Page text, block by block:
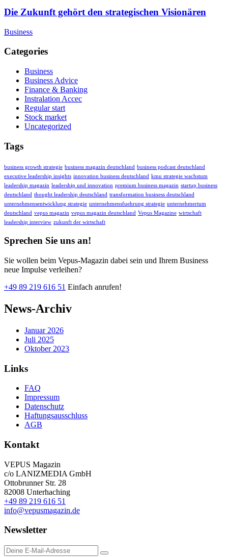
Die Zukunft gehört den strategischen Visionären
Business
Categories
Business
Business Advice
Finance & Banking
Instralation Accec
Regular start
Stock market
Uncategorized
Tags
business growth strategie business magazin deutschland business podcast deutschland
executive leadership insights innovation business deutschland kmu strategie wachstum
leadership magazin leadership und innovation premium business magazin startup business
deutschland thought leadership deutschland transformation business deutschland
unternehmensentwicklung strategie unternehmensfuehrung strategie unternehmertum
deutschland vepus magazin vepus magazin deutschland Vepus Magazine wirtschaft
leadership interview zukunft der wirtschaft
Sprechen Sie uns an!
Sie wollen beim Vepus-Magazin dabei sein und Ihrem Business
neue Impulse verleihen?
+49 89 219 616 51 Einfach anrufen!
News-Archiv
Januar 2026
Juli 2025
Oktober 2023
Links
FAQ
Impressum
Datenschutz
Haftungsausschluss
AGB
Kontakt
VEPUS Magazin
c/o LANIZMEDIA GmbH
Ottobrunner Str. 28
82008 Unterhaching
+49 89 219 616 51
info@vepusmagazin.de
Newsletter